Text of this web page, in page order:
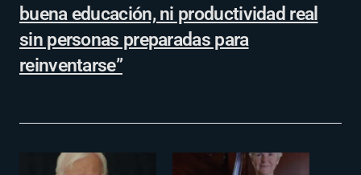
buena educación, ni productividad real
sin personas preparadas para
reinventarse”